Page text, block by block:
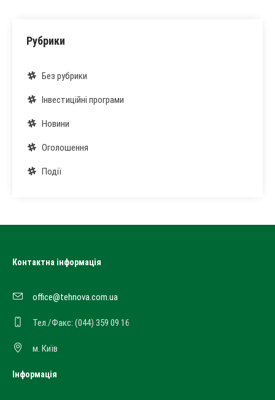
Рубрики
Без рубрики
Інвестиційні програми
Новини
Оголошення
Події
Контактна інформація
office@tehnova.com.ua
Тел./Факс: (044) 359 09 16
м. Київ
Інформація